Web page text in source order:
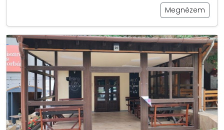
Megnézem